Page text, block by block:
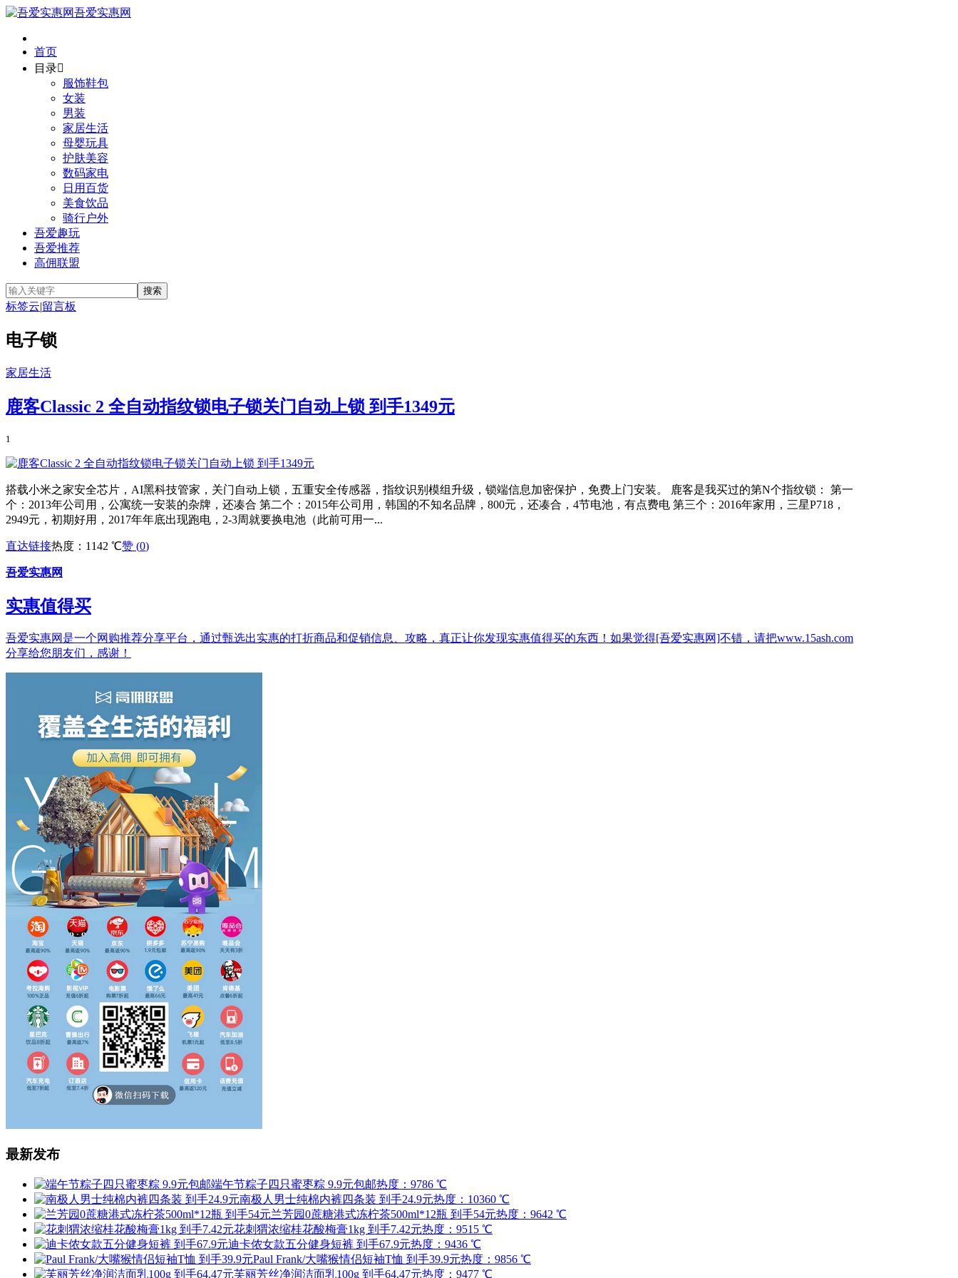
吾爱实惠网
首页
目录
服饰鞋包
女装
男装
家居生活
母婴玩具
护肤美容
数码家电
日用百货
美食饮品
骑行户外
吾爱趣玩
吾爱推荐
高佣联盟
标签云|留言板
电子锁
家居生活
鹿客Classic 2 全自动指纹锁电子锁关门自动上锁 到手1349元
1
搭载小米之家安全芯片，AI黑科技管家，关门自动上锁，五重安全传感器，指纹识别模组升级，锁端信息加密保护，免费上门安装。 鹿客是我买过的第N个指纹锁： 第一
个：2013年公司用，公寓统一安装的杂牌，还凑合 第二个：2015年公司用，韩国的不知名品牌，800元，还凑合，4节电池，有点费电 第三个：2016年家用，三星P718，
2949元，初期好用，2017年年底出现跑电，2-3周就要换电池（此前可用一...
直达链接热度：1142 ℃赞 (0)
吾爱实惠网
实惠值得买
吾爱实惠网是一个网购推荐分享平台，通过甄选出实惠的打折商品和促销信息、攻略，真正让你发现实惠值得买的东西！如果觉得[吾爱实惠网]不错，请把www.15ash.com
分享给您朋友们，感谢！
最新发布
端午节粽子四只蜜枣粽 9.9元包邮热度：9786 ℃
南极人男士纯棉内裤四条装 到手24.9元热度：10360 ℃
兰芳园0蔗糖港式冻柠茶500ml*12瓶 到手54元热度：9642 ℃
花刺猬浓缩桂花酸梅膏1kg 到手7.42元热度：9515 ℃
迪卡侬女款五分健身短裤 到手67.9元热度：9436 ℃
Paul Frank/大嘴猴情侣短袖T恤 到手39.9元热度：9856 ℃
芙丽芳丝净润洁面乳100g 到手64.47元热度：9477 ℃